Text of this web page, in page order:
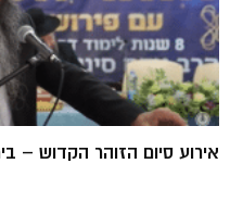
אירוע סיום הזוהר הקדוש –